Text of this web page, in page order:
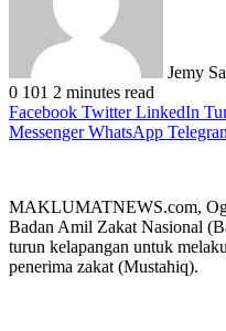
Jemy
0 101 2 minutes read
Facebook Twitter LinkedIn
Messenger WhatsApp
MAKLUMATNEWS.com,
Badan Amil Zakat Nasional
turun kelapangan untuk
penerima zakat (Mustahiq).